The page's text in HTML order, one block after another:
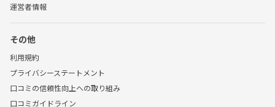
運営者情報
その他
利用規約
プライバシーステートメント
口コミの信頼性向上への取り組み
口コミガイドライン